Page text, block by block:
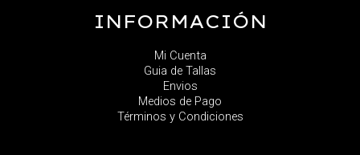
INFORMACIÓN
Mi Cuenta
Guia de Tallas
Envios
Medios de Pago
Términos y Condiciones